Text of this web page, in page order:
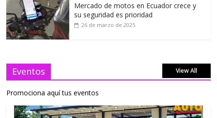
Mercado de motos en Ecuador crece y
su seguridad es prioridad
26 de marzo de 2025
Eventos View All
Promociona aquí tus eventos